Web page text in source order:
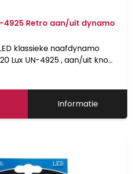
4925 Retro aan/uit dynamo
klassieke naafdynamo
Lux UN-4925 , aan/uit knop,
Informatie